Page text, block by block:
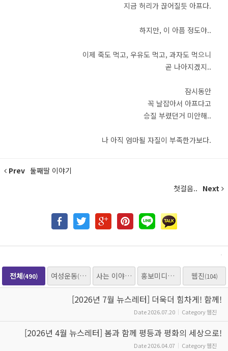
지금 허리가 끊어질듯 아프다.
하지만, 이 아픔 정도야..
이제 죽도 먹고, 우유도 먹고, 과자도 먹으니
곧 나아지겠지..
잠시동안
꼭 날잡아서 아프다고
승질 부렸던거 미안해..
나 아직 엄마될 자질이 부족한가보다.
Prev 둘째딸 이야기
첫걸음.. Next
전체(490) 여성운동(205) 사는 이야기(153) 홍보미디어 웹진(104)
[2026년 7월 뉴스레터] 더욱더 힘차게! 함께!
Date2026.07.20 Category웹진
[2026년 4월 뉴스레터] 봄과 함께 평등과 평화의 세상으로!
Date2026.04.07 Category웹진